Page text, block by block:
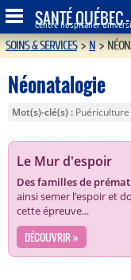
SANTÉ QUÉBEC
Centre hospitalier
SOINS & SERVICES>N>
Néonatalogie
Mot(s)-clé(s) Puériculture
Le Mur d'espoir
Des familles de
ainsi semer l’espoir et
cette épreuve...
DÉCOUVRIR »